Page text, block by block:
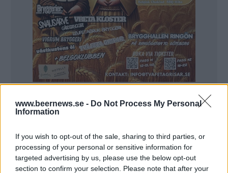
www.beernews.se - Do Not Process My Personal
Information
If you wish to opt-out of the sale, sharing to third parties, or
processing of your personal or sensitive information for
targeted advertising by us, please use the below opt-out
section to confirm your selection. Please note that after your
– Att vi vann två offerter till fasta sortimentet och
tuggar på.
2. Hur mycket öl bryggde ni under 2018 och hur
mycket räknar ni med att brygga under 2019?